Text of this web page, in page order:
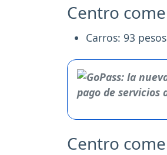
Centro
Carros: 93
Centro